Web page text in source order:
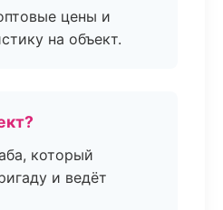
цены и
на объект.
который
и ведёт